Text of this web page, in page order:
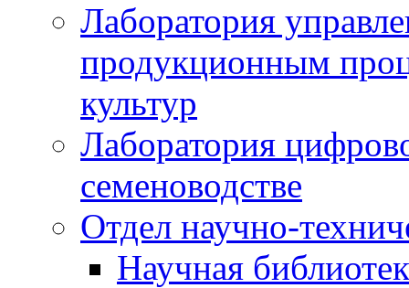
Лаборатория
продукционным
культур
Лаборатория
семеноводстве
Отдел научно-
Научная